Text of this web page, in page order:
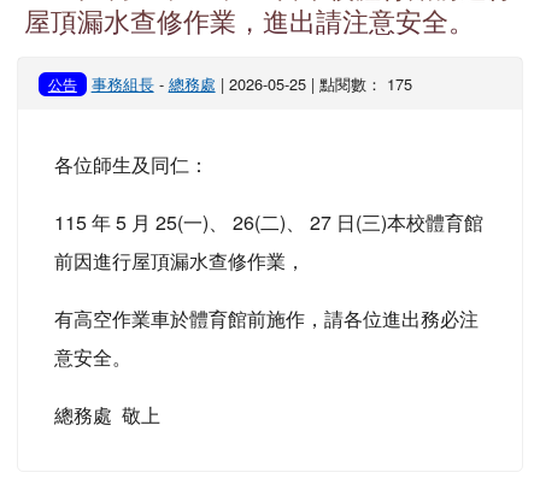
屋頂漏水查修作業，進出請注意安全。
公告 事務組長- 總務處 | 2026-05-25 | 點閱數： 175
各位師生及同仁：
115 年 5 月 25(一)、 26(二)、 27 日(三)本校體育館
前因進行屋頂漏水查修作業，
有高空作業車於體育館前施作，請各位進出務必注
意安全。
總務處 敬上